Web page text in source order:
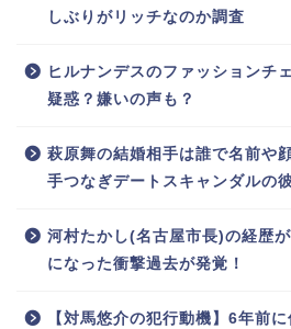
しぶりがリッチなのか調査
ヒルナンデスのファッションチ
疑惑？嫌いの声も？
萩原舞の結婚相手は誰で名前や
手つなぎデートスキャンダルの
河村たかし(名古屋市長)の経歴
になった衝撃過去が発覚！
【対馬悠介の犯行動機】6年前